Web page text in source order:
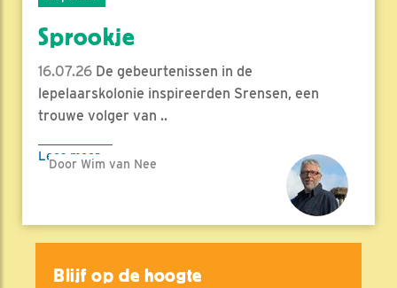
Sprookje
16.07.26 De gebeurtenissen in de
lepelaarskolonie inspireerden Srensen, een
trouwe volger van ..
Lees meer
Door Wim van Nee
Blijf op de hoogte